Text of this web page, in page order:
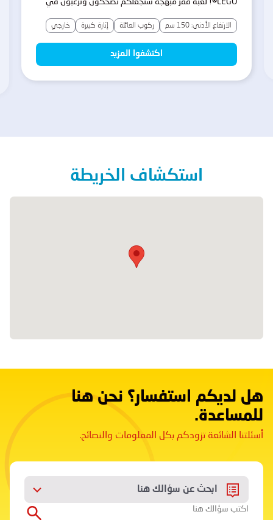
الارتفاع الأدنى: 150 سم ركوب العائلة إثارة كبيرة خارجي
اكتشفوا المزيد
استكشاف الخريطة
هل لديكم استفسار؟ نحن هنا
للمساعدة.
أسئلتنا الشائعة تزودكم بكل المعلومات والنصائح.
ابحث عن سؤالك هنا